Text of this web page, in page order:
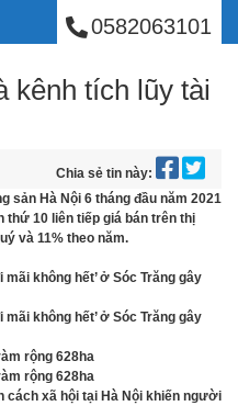
PHÚ
0582063101
kênh tích lũy tài
Chia sẻ tin này:
sản Hà Nội 6 tháng đầu năm 2021
thứ 10 liên tiếp giá bán trên thị
và 11% theo năm.
không hết’ ở Sóc Trăng gây
không hết’ ở Sóc Trăng gây
rộng 628ha
rộng 628ha
cách xã hội tại Hà Nội khiến người